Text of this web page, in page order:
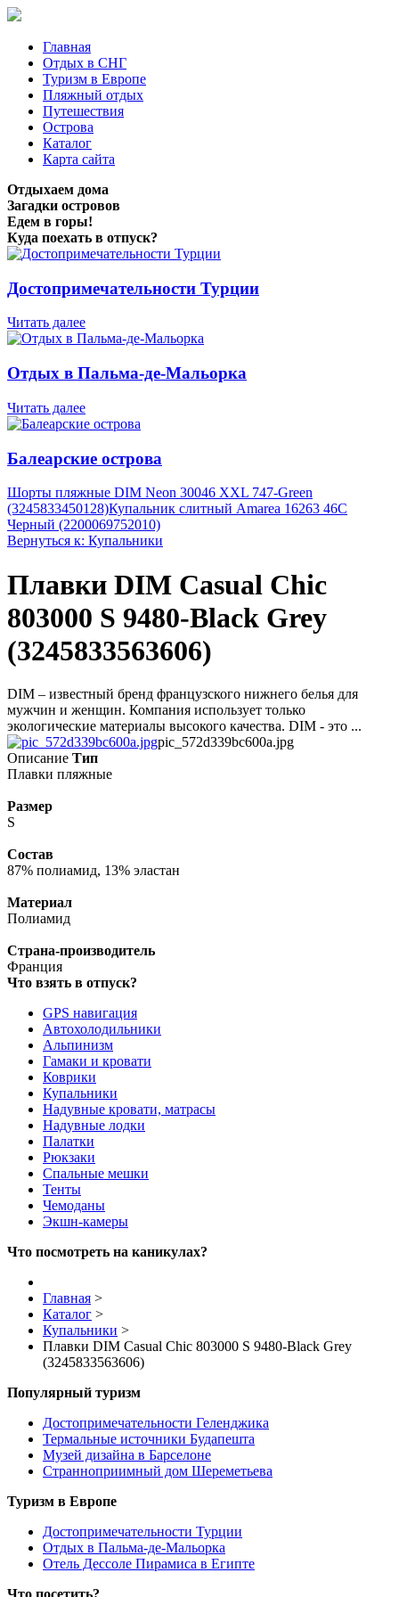
Главная
Отдых в СНГ
Туризм в Европе
Пляжный отдых
Путешествия
Острова
Каталог
Карта сайта
Отдыхаем дома
Загадки островов
Едем в горы!
Куда поехать в отпуск?
Достопримечательности Турции
Читать далее
Отдых в Пальма-де-Мальорка
Читать далее
Балеарские острова
Шорты пляжные DIM Neon 30046 XXL 747-Green
(3245833450128)Купальник слитный Amarea 16263 46C
Черный (2200069752010)
Вернуться к: Купальники
Плавки DIM Casual Chic
803000 S 9480-Black Grey
(3245833563606)
DIM – известный бренд французского нижнего белья для
мужчин и женщин. Компания использует только
экологические материалы высокого качества. DIM - это ...
pic_572d339bc600a.jpg
Описание Тип
Плавки пляжные
Размер
S
Состав
87% полиамид, 13% эластан
Материал
Полиамид
Страна-производитель
Франция
Что взять в отпуск?
GPS навигация
Автохолодильники
Альпинизм
Гамаки и кровати
Коврики
Купальники
Надувные кровати, матрасы
Надувные лодки
Палатки
Рюкзаки
Спальные мешки
Тенты
Чемоданы
Экшн-камеры
Что посмотреть на каникулах?
Главная >
Каталог >
Купальники >
Плавки DIM Casual Chic 803000 S 9480-Black Grey
(3245833563606)
Популярный туризм
Достопримечательности Геленджика
Термальные источники Будапешта
Музей дизайна в Барселоне
Странноприимный дом Шереметьева
Туризм в Европе
Достопримечательности Турции
Отдых в Пальма-де-Мальорка
Отель Дессоле Пирамиса в Египте